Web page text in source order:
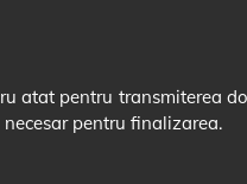
atat pentru transmiterea
pentru finalizarea.